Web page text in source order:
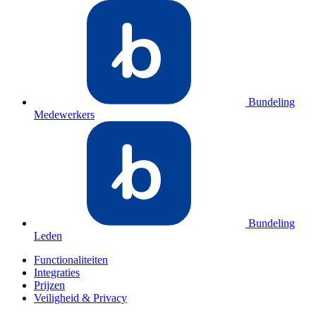
Bundeling
Medewerkers
Bundeling
Leden
Functionaliteiten
Integraties
Prijzen
Veiligheid & Privacy